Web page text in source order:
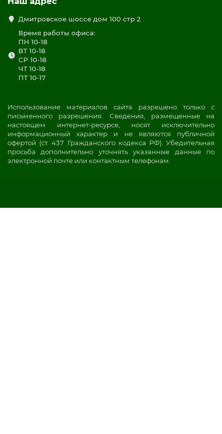
Дмитровское шоссе дом 100 стр 2
Время работы офиса:
ПН 10-18
ВТ 10-18
СР 10-18
ЧТ 10-18
ПТ 10-17
Использование материалов сайта разрешено только с
письменного разрешения. Сведения, размещенные на
настоящем интернет-ресурсе, носят исключительно
информационный характер и не являются публичной
офертой (ст. 437 Гражданского кодекса РФ). Убедительная
просьба дополнительно уточнять указанные данные по
электронной почте или контактным телефонам.